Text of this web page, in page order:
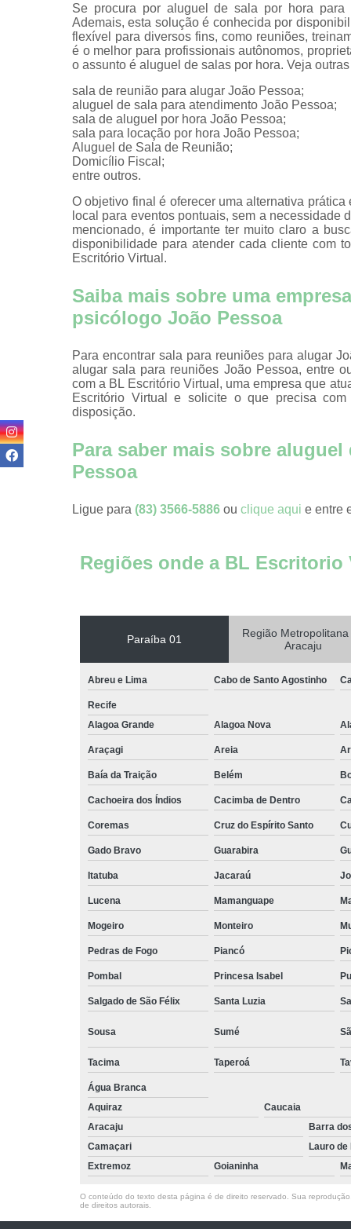
Aluguel
Aluguel
Auditórios
Coworking
Domicílios
Endereço
de
Endereços
Escritório
Escritórios
Espaço
Espaço
Espaços
para
Espaços
Espaços
Espaços
trabalho
Estações
trabalho
Locação de
por hora
Salas
Salas
Salas
Salas de
reuniões
Salas de
Se procura por aluguel de sala por hora para
Ademais, esta solução é conhecida por
flexível para diversos fins, como reuniões,
é o melhor para profissionais autônomos,
o assunto é aluguel de salas por hora. Veja
sala de reunião para alugar João Pessoa;
aluguel de sala para atendimento João Pessoa;
sala de aluguel por hora João Pessoa;
sala para locação por hora João Pessoa;
Aluguel de Sala de Reunião;
Domicílio Fiscal;
entre outros.
O objetivo final é oferecer uma alternativa
local para eventos pontuais, sem a necessidade
mencionado, é importante ter muito claro a
disponibilidade para atender cada cliente com
Escritório Virtual.
Saiba mais sobre uma
psicólogo João Pessoa
Para encontrar sala para reuniões para alugar
alugar sala para reuniões João Pessoa, entre
com a BL Escritório Virtual, uma empresa que
Escritório Virtual e solicite o que precisa
disposição.
Para saber mais sobre
Pessoa
Ligue para (83) 3566-5886 ou clique aqui e entre
Regiões onde a BL Escritorio
Paraíba 01
Região Metropolitana
Aracaju
Abreu e Lima Cabo de Santo Agostinho
Recife
Alagoa Grande
Alagoa Nova
Araçagi Areia
Baía da Traição Belém
Cachoeira dos Índios Cacimba de Dentro
Coremas Cruz do Espírito Santo
Gado Bravo Guarabira
Itatuba Jacaraú
Lucena Mamanguape
Mogeiro Monteiro
Pedras de Fogo Piancó
Pombal Princesa Isabel
Salgado de São Félix Santa Luzia
Sousa Sumé
Tacima Taperoá
Água Branca
Aquiraz
Caucaia
Aracaju
Barra
Camaçari
Lauro de
Extremoz
Goianinha
O conteúdo do texto desta página é de direito reservado. Sua
de direitos autorais